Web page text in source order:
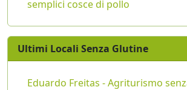
semplici cosce di pollo
Ultimi Locali Senza Glutine
Eduardo Freitas - Agriturismo